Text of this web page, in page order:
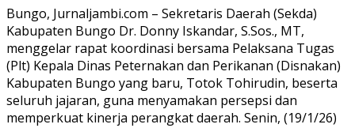
Bungo, Jurnaljambi.com – Sekretaris Daerah (Sekda)
Kabupaten Bungo Dr. Donny Iskandar, S.Sos., MT,
menggelar rapat koordinasi bersama Pelaksana Tugas
(Plt) Kepala Dinas Peternakan dan Perikanan (Disnakan)
Kabupaten Bungo yang baru, Totok Tohirudin, beserta
seluruh jajaran, guna menyamakan persepsi dan
memperkuat kinerja perangkat daerah. Senin, (19/1/26)